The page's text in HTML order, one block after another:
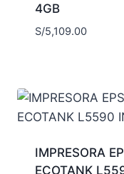
4GB
S/5,109.00
IMPRESORA
ECOTANK